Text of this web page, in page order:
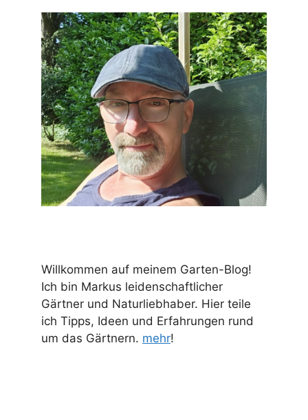
Willkommen auf meinem Garten-Blog!
Ich bin Markus leidenschaftlicher
Gärtner und Naturliebhaber. Hier teile
ich Tipps, Ideen und Erfahrungen rund
um das Gärtnern. mehr!